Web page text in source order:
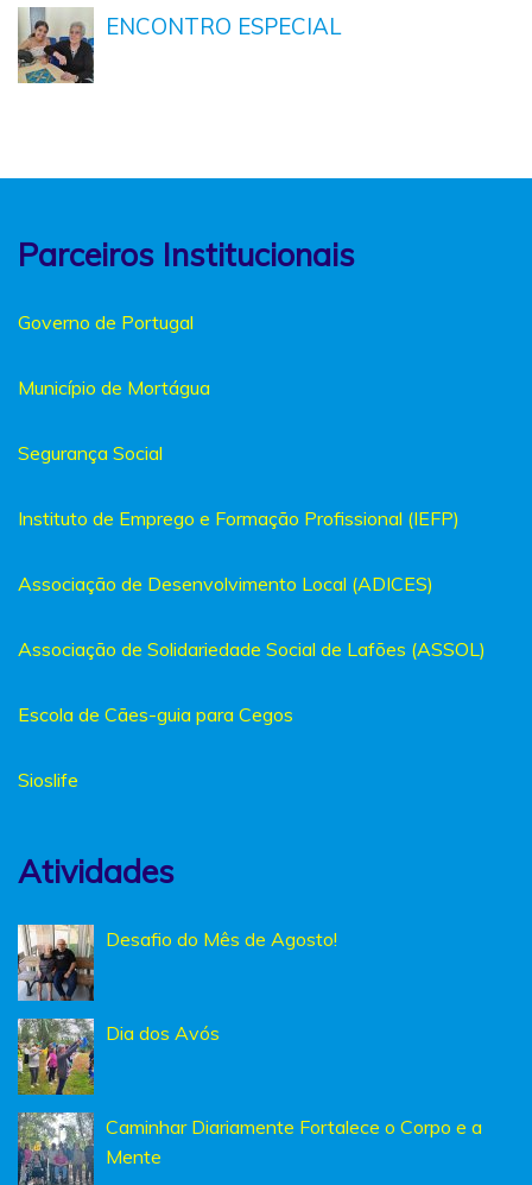
ENCONTRO ESPECIAL
Parceiros Institucionais
Governo de Portugal
Município de Mortágua
Segurança Social
Instituto de Emprego e Formação Profissional (IEFP)
Associação de Desenvolvimento Local (ADICES)
Associação de Solidariedade Social de Lafões (ASSOL)
Escola de Cães-guia para Cegos
Sioslife
Atividades
Desafio do Mês de Agosto!
Dia dos Avós
Caminhar Diariamente Fortalece o Corpo e a
Mente